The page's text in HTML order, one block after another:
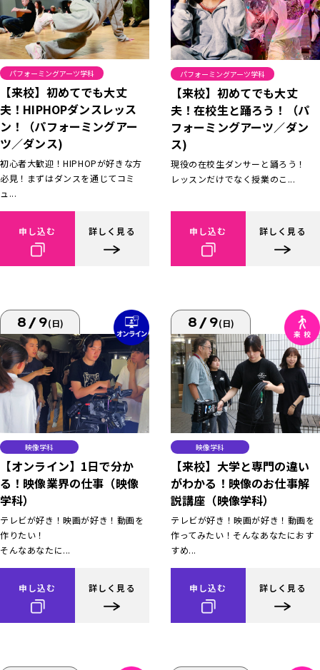
パフォーミングアーツ学科
【来校】初めてでも大丈
夫！HIPHOPダンスレッス
ン！（パフォーミングアー
ツ／ダンス)
初心者大歓迎！HIPHOPが好きな方
必見！まずはダンスを通じてコミ
ュ...
申し込む 詳しく見る
パフォーミングアーツ学科
【来校】初めてでも大丈
夫！在校生と踊ろう！（パ
フォーミングアーツ／ダン
ス)
現役の在校生ダンサーと踊ろう！
レッスンだけでなく授業のこ...
申し込む 詳しく見る
8/9(日)
映像学科
【オンライン】1日で分か
る！映像業界の仕事（映像
学科）
テレビが好き！映画が好き！動画を
作りたい！
そんなあなたに...
申し込む 詳しく見る
8/9(日)
映像学科
【来校】大学と専門の違い
がわかる！映像のお仕事解
説講座（映像学科）
テレビが好き！映画が好き！動画を
作ってみたい！そんなあなたにおす
すめ...
申し込む 詳しく見る